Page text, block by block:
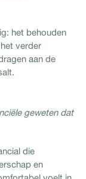
het behouden
verder
aan de
geweten dat
die
en